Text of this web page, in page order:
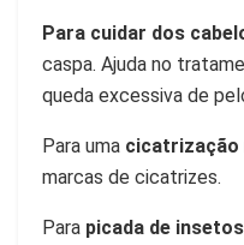
Para cuidar dos
caspa. Ajuda no
queda excessiva de
Para uma cicatrização
marcas de cicatrizes.
Para picada de